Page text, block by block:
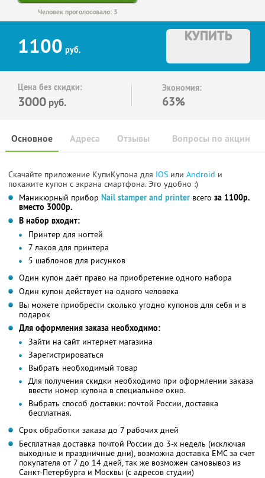
Человек проголосовало: 3
1100 руб.
КУПИТЬ
Цена без скидки:
3000 руб.
Экономия:
63%
Основное Отзывы Вопросы по акции
Адреса
Скачайте приложение КупиКупона для IOS или Android и
покажите купон с экрана смартфона. Это удобно :)
Маникюрный прибор Nail stamper and printer всего за 1100р.
вместо 3000р.
В набор входит:
Принтер для ногтей
7 лаков для принтера
5 шаблонов для рисунков
Один купон даёт право на приобретение одного набора
Один купон действует на одного человека
Вы можете приобрести сколько угодно купонов для себя и в
подарок
Для оформления заказа необходимо:
Зайти на сайт интернет магазина
Зарегистрироваться
Выбрать необходимый товар
Для получения скидки необходимо при оформлении заказа
ввести номер купона в специальное окно.
Выбрать способ доставки: почтой России, доставка
бесплатная.
Срок обработки заказа до 7 рабочих дней
Бесплатная доставка почтой России до 3-х недель (исключая
выходные и праздничные дни), возможна доставка ЕМС за счет
покупателя от 7 до 14 дней, так же возможен самовывоз из
Санкт-Петербурга и Москвы (с адресов студии)